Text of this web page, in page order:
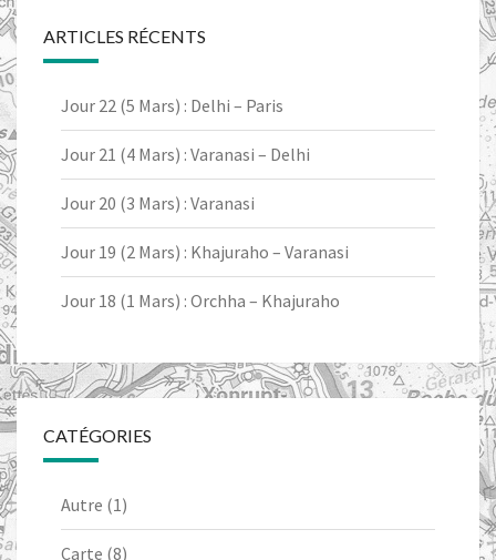
ARTICLES RÉCENTS
Jour 22 (5 Mars) : Delhi – Paris
Jour 21 (4 Mars) : Varanasi – Delhi
Jour 20 (3 Mars) : Varanasi
Jour 19 (2 Mars) : Khajuraho – Varanasi
Jour 18 (1 Mars) : Orchha – Khajuraho
CATÉGORIES
Autre (1)
Carte (8)